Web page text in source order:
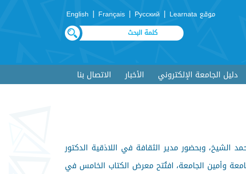
موقع Learnata |
Русский
|
Français
|
English
دليل الجامعة الإلكتروني الأخبار الاتصال بنا
الشيخ، وبحضور مدير الثقافة في اللاذقية الدكتور
وأمين الجامعة، افتُتح معرض الكتاب الخامس في